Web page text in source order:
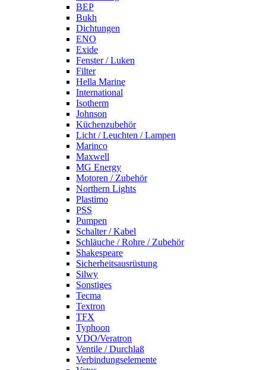
BEP
Bukh
Dichtungen
ENO
Exide
Fenster / Luken
Filter
Hella Marine
International
Isotherm
Johnson
Küchenzubehör
Licht / Leuchten / Lampen
Marinco
Maxwell
MG Energy
Motoren / Zubehör
Northern Lights
Plastimo
PSS
Pumpen
Schalter / Kabel
Schläuche / Rohre / Zubehör
Shakespeare
Sicherheitsausrüstung
Silwy
Sonstiges
Tecma
Textron
TFX
Typhoon
VDO/Veratron
Ventile / Durchlaß
Verbindungselemente